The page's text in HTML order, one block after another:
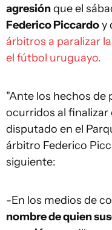
agresiónque el
Federico Piccardoy
árbitros a paralizar
el fútbol uruguayo.
"Ante los hechos
ocurridos al finalizar
disputado en el
árbitro Federico
siguiente:
-En los medios de
nombre de quien